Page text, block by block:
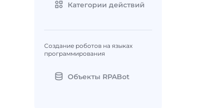
Категории действий
Создание роботов на языках
программирования
Объекты RPABot